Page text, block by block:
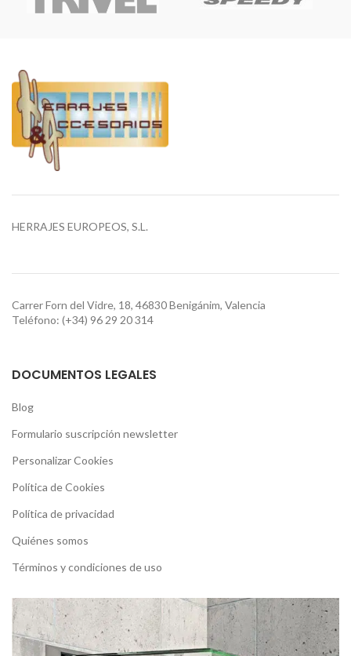
HERRAJES EUROPEOS, S.L.
Carrer Forn del Vidre, 18, 46830 Benigánim, Valencia
Teléfono: (+34) 96 29 20 314
DOCUMENTOS LEGALES
Blog
Formulario suscripción newsletter
Personalizar Cookies
Política de Cookies
Política de privacidad
Quiénes somos
Términos y condiciones de uso